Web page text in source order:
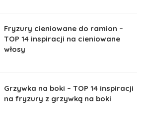
Fryzury cieniowane do ramion –
TOP 14 inspiracji na cieniowane
włosy
Grzywka na boki – TOP 14 inspiracji
na fryzury z grzywką na boki